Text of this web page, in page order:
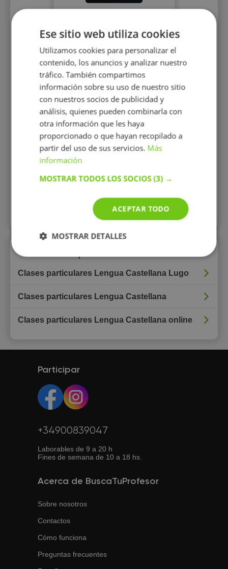
Profesora de lengua
castellana e italiano
15 €/h
Todos los perfiles
Clases particulares Lengua Castellana Lugo
Clases particulares Lengua Castellana
Clases particulares Lengua Castellana online
Participar
+34900839047
Laborables de 9 a 20 h
Fines de semana de 10 a 18 hs.
Acerca de BuscaTuProfesor
Sobre nosotros
Contactos
Cómo funciona
Preguntas frecuentes
Ese sitio web utiliza cookies
Utilizamos cookies para personalizar el
contenido, los anuncios y analizar nuestro
tráfico. También compartimos
información sobre su uso de nuestro sitio
con nuestros socios de publicidad y
análisis, quienes pueden combinarla con
otra información que les haya
proporcionado o que hayan recopilado a
partir del uso de sus servicios. Más
información
MOSTRAR TODOS LOS SOCIOS(3) →
ACEPTAR TODO
MOSTRAR DETALLES